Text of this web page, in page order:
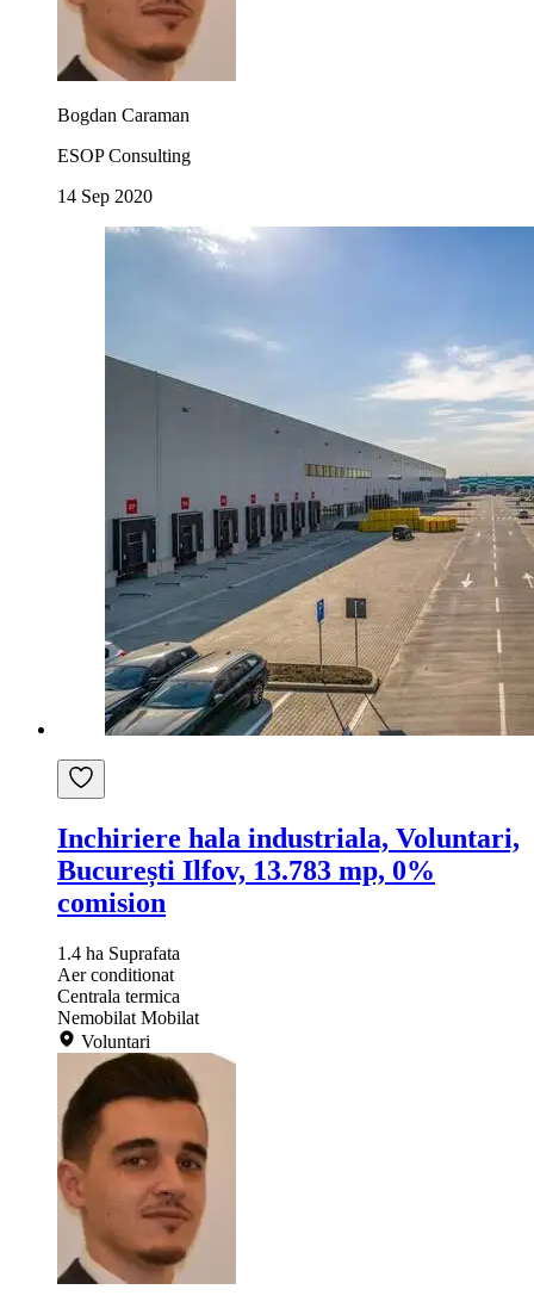
Bogdan Caraman
ESOP Consulting
14 Sep 2020
Inchiriere hala industriala, Voluntari,
București Ilfov, 13.783 mp, 0%
comision
1.4 ha Suprafata
Aer conditionat
Centrala termica
Nemobilat Mobilat
Voluntari